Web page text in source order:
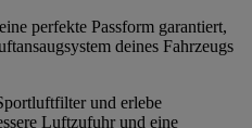
perfekte Passform garantiert,
deines Fahrzeugs
und erlebe
Luftzufuhr und eine